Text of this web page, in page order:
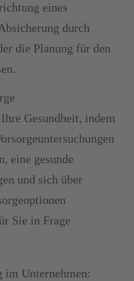
eines
durch
die Planung für den
Gesundheit, indem
eine gesunde
und sich über
Sie in Frage
im Unternehmen: